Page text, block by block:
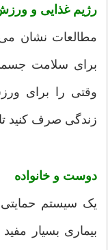
رژیم غذایی و
مطالعات نشان
برای سلامت
وقتی را برای
زندگی صرف کنید
دوست و خانواده
یک سیستم
بیماری بسیار